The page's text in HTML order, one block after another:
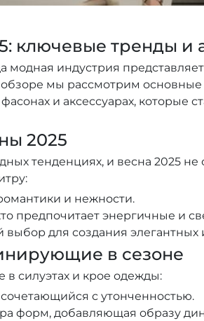
ключевые тренды и
индустрия
обзоре мы рассмотрим
и аксессуарах, которые
2025
тенденциях, и весна 2025
и нежности.
предпочитает энергичные и
для создания
в сезоне
в силуэтах и крое одежды:
с утонченностью.
форм, добавляющая образу